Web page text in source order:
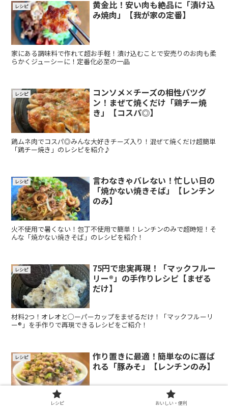
レシピ
黄金比！安い肉も絶品に「漬け込
み焼肉」【我が家の定番】
家にある調味料で作れて超お手軽！漬け込むことで安売りのお肉も柔
らかくジューシーに！定番化必至の一品
レシピ
コンソメ×チーズの相性バツグ
ン！まぜて焼くだけ「鶏チー焼
き」【コスパ◎】
鶏ムネ肉でコスパ◎みんな大好きチーズ入り！混ぜて焼くだけ超簡単
「鶏チー焼き」のレシピを紹介♪
レシピ
言わなきゃバレない！忙しい日の
「焼かない焼きそば」【レンチン
のみ】
火不使用で暑くない！包丁不使用で簡単！レンチンのみで超時短！そ
んな「焼かない焼きそば」のレシピを紹介！
レシピ
75円で忠実再現！「マックフルー
リー®」の手作りレシピ【まぜる
だけ】
材料2つ！オレオと○ーパーカップをまぜるだけ！「マックフルーリ
ー®」を手作りで再現できるレシピをご紹介！
レシピ
作り置きに最適！簡単なのに喜ば
れる「豚みそ」【レンチンのみ】
電子レンジのみで作れる！調理に使った容器でそのまま保存OK！洗
レシピ おいしい・便利